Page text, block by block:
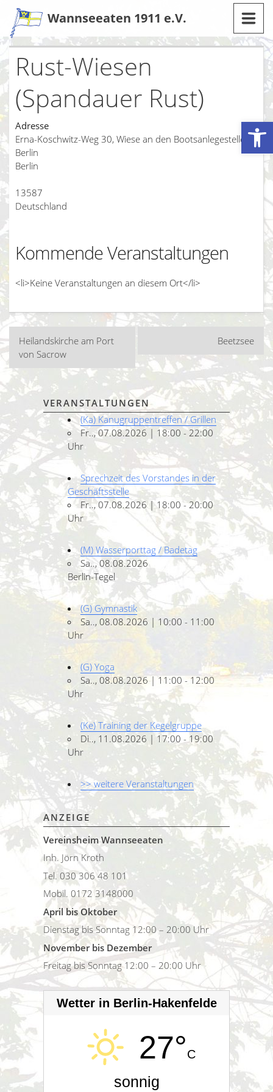
Werkzeugleiste öffnen
Zum
Inhalt
Wannseeaten 1911 e.V.
Rust-Wiesen
(Spandauer Rust)
Adresse
Erna-Koschwitz-Weg 30, Wiese an den Bootsanlegestellen
Berlin
Berlin
13587
Deutschland
Kommende Veranstaltungen
<li>Keine Veranstaltungen an diesem Ort</li>
Beitragsnavigation
Heilandskirche am Port
von Sacrow
Beetzsee
VERANSTALTUNGEN
(Ka) Kanugruppentreffen / Grillen
Fr.., 07.08.2026 | 18:00 - 22:00
Uhr
Sprechzeit des Vorstandes in der
Geschäftsstelle
Fr.., 07.08.2026 | 18:00 - 20:00
Uhr
(M) Wasserporttag / Badetag
Sa.., 08.08.2026
Berlin-Tegel
(G) Gymnastik
Sa.., 08.08.2026 | 10:00 - 11:00
Uhr
(G) Yoga
Sa.., 08.08.2026 | 11:00 - 12:00
Uhr
(Ke) Training der Kegelgruppe
Di.., 11.08.2026 | 17:00 - 19:00
Uhr
>> weitere Veranstaltungen
ANZEIGE
Vereinsheim Wannseeaten
Inh. Jörn Kroth
Tel. 030 306 48 101
Mobil. 0172 3148000
April bis Oktober
Dienstag bis Sonntag 12:00 – 20:00 Uhr
November bis Dezember
Freitag bis Sonntag 12:00 – 20:00 Uhr
Wetter in Berlin-Hakenfelde
27°C
sonnig